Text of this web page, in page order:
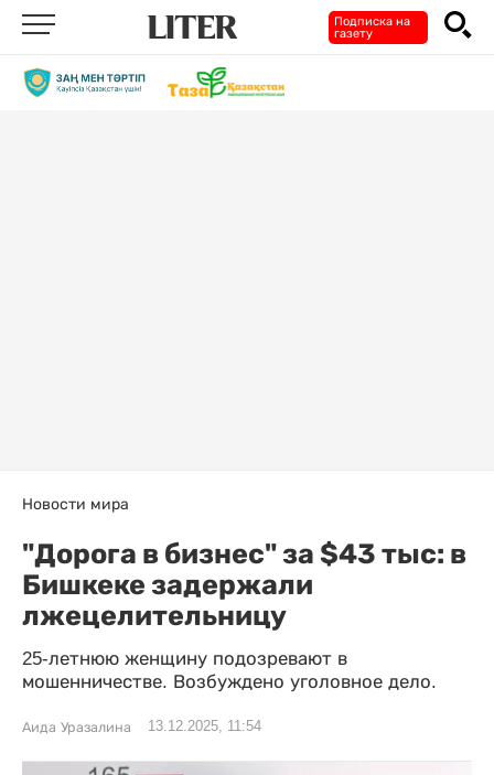
Подписка на
газету
Новости мира
"Дорога в бизнес" за $43 тыс: в
Бишкеке задержали
лжецелительницу
25-летнюю женщину подозревают в
мошенничестве. Возбуждено уголовное дело.
Аида Уразалина 13.12.2025, 11:54